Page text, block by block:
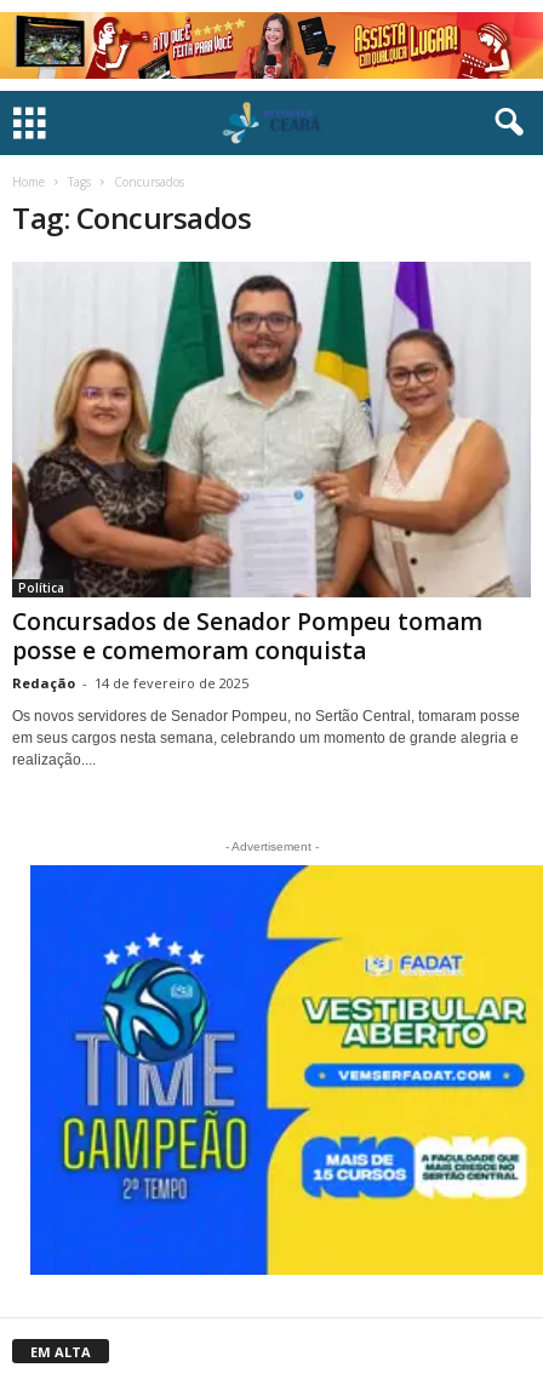
Home Tags Concursados
Tag: Concursados
Política
Concursados de Senador Pompeu tomam
posse e comemoram conquista
Redação - 14 de fevereiro de 2025
Os novos servidores de Senador Pompeu, no Sertão Central, tomaram posse
em seus cargos nesta semana, celebrando um momento de grande alegria e
realização....
- Advertisement -
EM ALTA